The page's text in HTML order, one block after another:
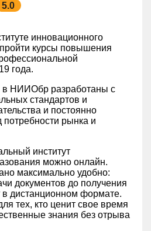
5.0
инновационного
курсы повышения
года.
НИИОбр разработаны с
стандартов и
и постоянно
потребности рынка и
институт
можно онлайн.
максимально удобно:
документов до получения
в дистанционном формате.
тех, кто ценит свое время
знания без отрыва